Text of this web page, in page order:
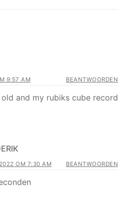
9:57 AM BEANTWOORDEN
and my rubiks cube record
OM 7:30 AM BEANTWOORDEN